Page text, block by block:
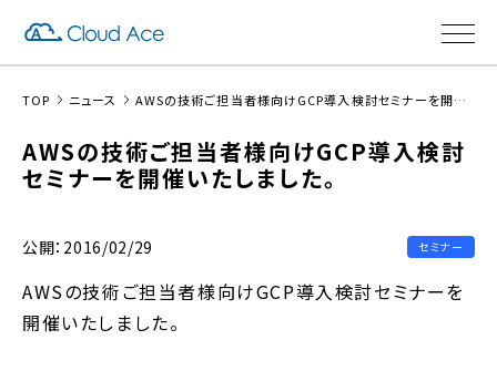
TOP ニュース AWSの技術ご担当者様向けGCP導入検討セミナーを開催いたしました。
AWSの技術ご担当者様向けGCP導入検討
セミナーを開催いたしました。
公開：2016/02/29 セミナー
AWSの技術ご担当者様向けGCP導入検討セミナーを
開催いたしました。